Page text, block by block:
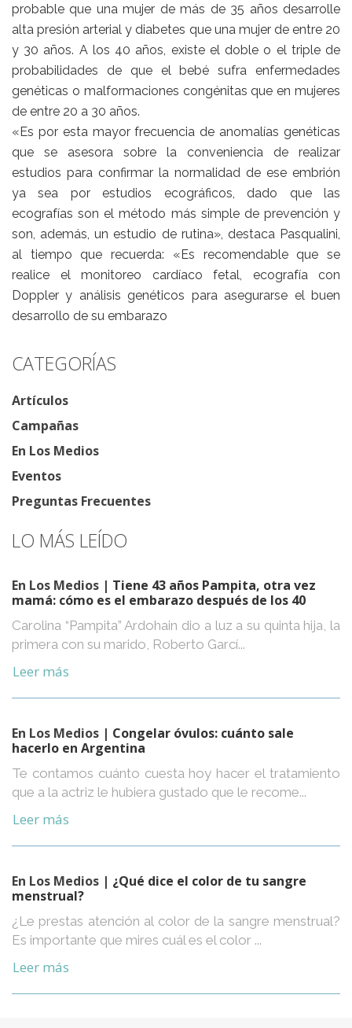
probable que una mujer de más de 35 años desarrolle
alta presión arterial y diabetes que una mujer de entre 20
y 30 años. A los 40 años, existe el doble o el triple de
probabilidades de que el bebé sufra enfermedades
genéticas o malformaciones congénitas que en mujeres
de entre 20 a 30 años.
«Es por esta mayor frecuencia de anomalías genéticas
que se asesora sobre la conveniencia de realizar
estudios para confirmar la normalidad de ese embrión
ya sea por estudios ecográficos, dado que las
ecografías son el método más simple de prevención y
son, además, un estudio de rutina», destaca Pasqualini,
al tiempo que recuerda: «Es recomendable que se
realice el monitoreo cardíaco fetal, ecografía con
Doppler y análisis genéticos para asegurarse el buen
desarrollo de su embarazo
CATEGORÍAS
Artículos
Campañas
En Los Medios
Eventos
Preguntas Frecuentes
LO MÁS LEÍDO
En Los Medios | Tiene 43 años Pampita, otra vez
mamá: cómo es el embarazo después de los 40
Carolina “Pampita” Ardohain dio a luz a su quinta hija, la
primera con su marido, Roberto Garcí...
Leer más
En Los Medios | Congelar óvulos: cuánto sale
hacerlo en Argentina
Te contamos cuánto cuesta hoy hacer el tratamiento
que a la actriz le hubiera gustado que le recome...
Leer más
En Los Medios | ¿Qué dice el color de tu sangre
menstrual?
¿Le prestas atención al color de la sangre menstrual?
Es importante que mires cuál es el color ...
Leer más